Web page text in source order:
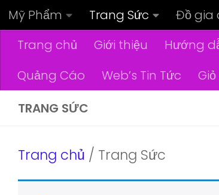
Skip to content
Mỹ Phẩm Trang Sức Đồ gia
Trang chủ
Giới thiệu Hướng
Quảng Cáo
Web’s Tin Tức
TRANG SỨC
Trang chủ / Trang Sức